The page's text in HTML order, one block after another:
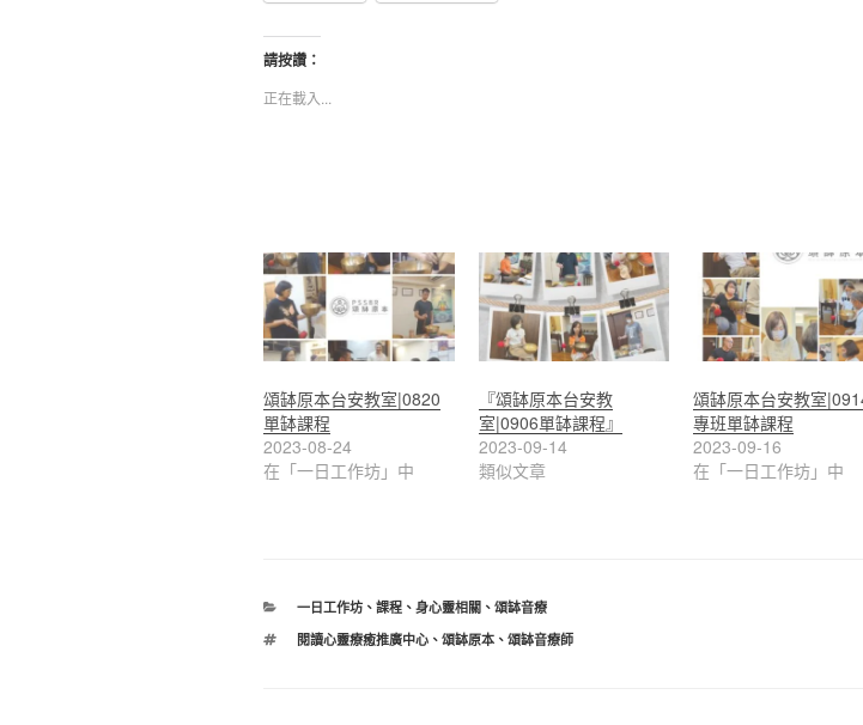
請按讚：
正在載入...
頌缽原本台安教室|0820
單缽課程
2023-08-24
在「一日工作坊」中
『頌缽原本台安教
室|0906單缽課程』
2023-09-14
類似文章
頌缽原本台安教室
專班單缽課程
2023-09-16
在「一日工作坊」中
分
一日工作坊、 課程、 身心靈相關 、 頌缽音療
標
閱讀心靈療癒推廣中心、 頌缽原本、 頌缽音療師